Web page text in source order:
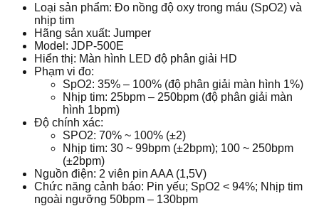
Loại sản phẩm: Đo nồng độ oxy trong máu (SpO2) và
nhịp tim
Hãng sản xuất: Jumper
Model: JDP-500E
Hiển thị: Màn hình LED độ phân giải HD
Phạm vi đo:
SpO2: 35% – 100% (độ phân giải màn hình 1%)
Nhịp tim: 25bpm – 250bpm (độ phân giải màn
hình 1bpm)
Độ chính xác:
SPO2: 70% ~ 100% (±2)
Nhịp tim: 30 ~ 99bpm (±2bpm); 100 ~ 250bpm
(±2bpm)
Nguồn điện: 2 viên pin AAA (1,5V)
Chức năng cảnh báo: Pin yếu; SpO2 < 94%; Nhịp tim
ngoài ngưỡng 50bpm – 130bpm